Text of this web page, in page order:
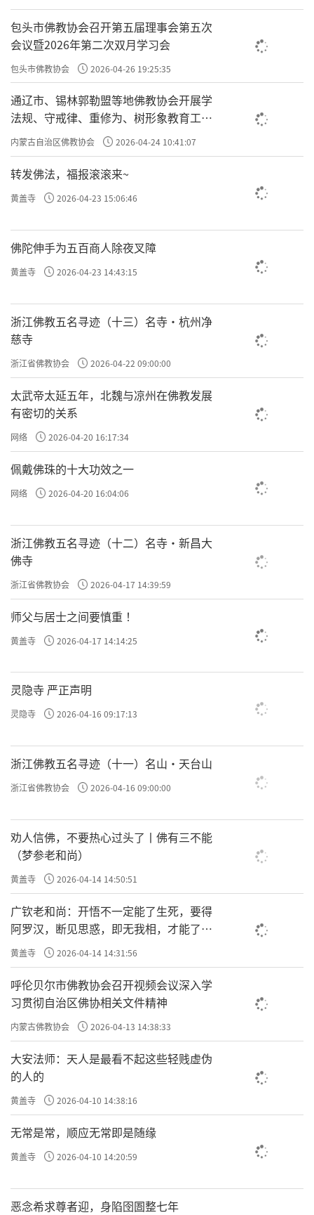
包头市佛教协会召开第五届理事会第五次
会议暨2026年第二次双月学习会
包头市佛教协会 2026-04-26 19:25:35
通辽市、锡林郭勒盟等地佛教协会开展学
法规、守戒律、重修为、树形象教育工作
专题学习会
内蒙古自治区佛教协会 2026-04-24 10:41:07
转发佛法，福报滚滚来~
黄盖寺 2026-04-23 15:06:46
佛陀伸手为五百商人除夜叉障
黄盖寺 2026-04-23 14:43:15
浙江佛教五名寻迹（十三）名寺·杭州净
慈寺
浙江省佛教协会 2026-04-22 09:00:00
太武帝太延五年，北魏与凉州在佛教发展
有密切的关系
网络 2026-04-20 16:17:34
佩戴佛珠的十大功效之一
网络 2026-04-20 16:04:06
浙江佛教五名寻迹（十二）名寺·新昌大
佛寺
浙江省佛教协会 2026-04-17 14:39:59
师父与居士之间要慎重 ！
黄盖寺 2026-04-17 14:14:25
灵隐寺 严正声明
灵隐寺 2026-04-16 09:17:13
浙江佛教五名寻迹（十一）名山·天台山
浙江省佛教协会 2026-04-16 09:00:00
劝人信佛，不要热心过头了丨佛有三不能
（梦参老和尚）
黄盖寺 2026-04-14 14:50:51
广钦老和尚：开悟不一定能了生死，要得
阿罗汉，断见思惑，即无我相，才能了生
死
黄盖寺 2026-04-14 14:31:56
呼伦贝尔市佛教协会召开视频会议深入学
习贯彻自治区佛协相关文件精神
内蒙古佛教协会 2026-04-13 14:38:33
大安法师：天人是最看不起这些轻贱虚伪
的人的
黄盖寺 2026-04-10 14:38:16
无常是常，顺应无常即是随缘
黄盖寺 2026-04-10 14:20:59
恶念希求尊者迎，身陷囹圄整七年